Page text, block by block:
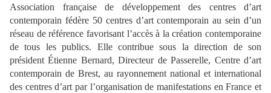
Association française de développement des centres d’art
contemporain fédère 50 centres d’art contemporain au sein d’un
réseau de référence favorisant l’accès à la création contemporaine
de tous les publics. Elle contribue sous la direction de son
président Étienne Bernard, Directeur de Passerelle, Centre d’art
contemporain de Brest, au rayonnement national et international
des centres d’art par l’organisation de manifestations en France et